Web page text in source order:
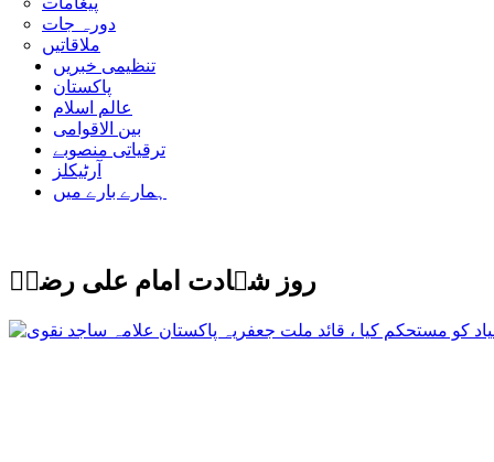
دورہ جات
ملاقاتیں
تنظیمی خبریں
پاکستان
عالم اسلام
بین الاقوامی
ترقیاتی منصوبے
آرٹیکلز
ہمارے بارے میں
روز شہادت امام علی رضاؑ